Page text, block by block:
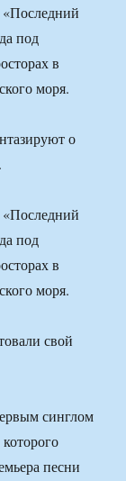
под
в
моря.
о
под
в
моря.
синглом
песни